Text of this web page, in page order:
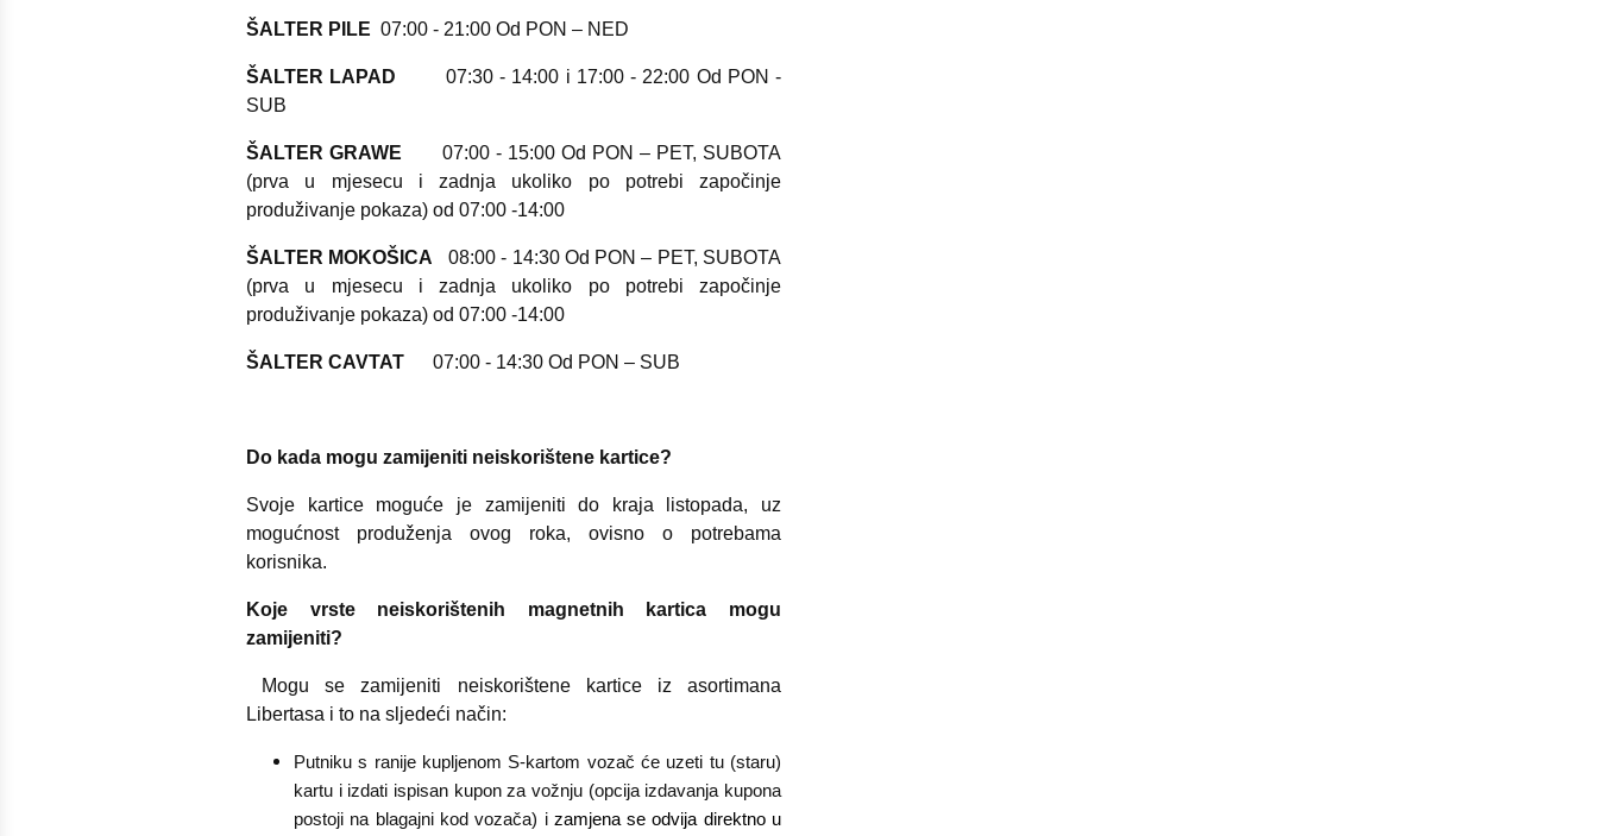
ŠALTER PILE 07:00 - 21:00 Od PON – NED
ŠALTER LAPAD 07:30 - 14:00 i 17:00 - 22:00 Od PON -
SUB
ŠALTER GRAWE 07:00 - 15:00 Od PON – PET, SUBOTA
(prva u mjesecu i zadnja ukoliko po potrebi započinje
produživanje pokaza) od 07:00 -14:00
ŠALTER MOKOŠICA 08:00 - 14:30 Od PON – PET, SUBOTA
(prva u mjesecu i zadnja ukoliko po potrebi započinje
produživanje pokaza) od 07:00 -14:00
ŠALTER CAVTAT 07:00 - 14:30 Od PON – SUB
Do kada mogu zamijeniti neiskorištene kartice?
Svoje kartice moguće je zamijeniti do kraja listopada, uz
mogućnost produženja ovog roka, ovisno o potrebama
korisnika.
Koje vrste neiskorištenih magnetnih kartica mogu
zamijeniti?
Mogu se zamijeniti neiskorištene kartice iz asortimana
Libertasa i to na sljedeći način:
Putniku s ranije kupljenom S-kartom vozač će uzeti tu (staru)
kartu i izdati ispisan kupon za vožnju (opcija izdavanja kupona
postoji na blagajni kod vozača) i zamjena se odvija direktno u